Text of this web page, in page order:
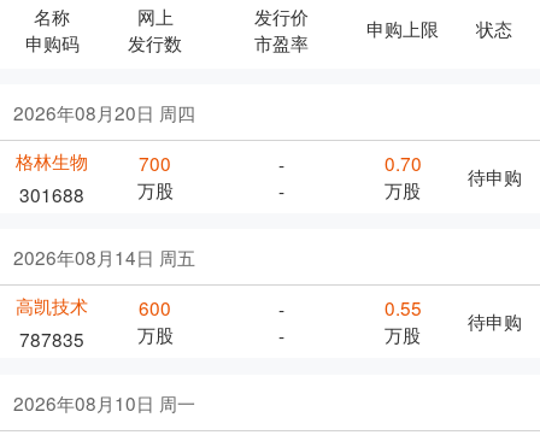
名称
申购码
网上
发行数
发行价
市盈率
申购上限 状态
2026年08月20日 周四
格林生物
301688
700
万股
-
-
0.70
万股
待申购
2026年08月14日 周五
高凯技术
787835
600
万股
-
-
0.55
万股
待申购
2026年08月10日 周一